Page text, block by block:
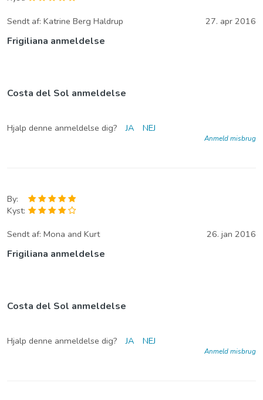
Sendt af: Katrine Berg Haldrup 27. apr 2016
Frigiliana anmeldelse
Costa del Sol anmeldelse
Hjalp denne anmeldelse dig? JA NEJ
Anmeld misbrug
By:
Kyst:
Sendt af: Mona and Kurt 26. jan 2016
Frigiliana anmeldelse
Costa del Sol anmeldelse
Hjalp denne anmeldelse dig? JA NEJ
Anmeld misbrug